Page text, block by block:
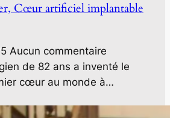
Cœur artificiel implantable
Aucun commentaire
de 82 ans a inventé le
cœur au monde à…